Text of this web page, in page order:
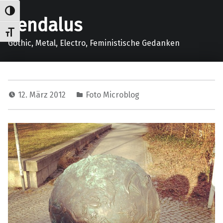
Umschalten auf hohe Kontraste
Schrift vergrößern
gendalus
Gothic, Metal, Electro, Feministische Gedanken
12. März 2012 Foto Microblog